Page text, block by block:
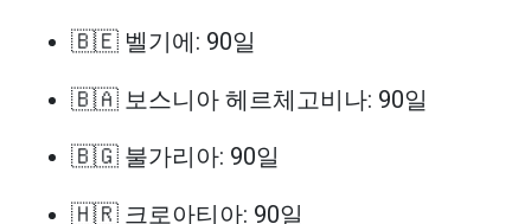
🇧🇪 벨기에: 90일
🇧🇦 보스니아 헤르체고비나: 90일
🇧🇬 불가리아: 90일
🇭🇷 크로아티아: 90일